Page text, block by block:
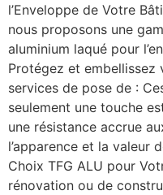
l’Enveloppe de Votre
nous proposons une
aluminium laqué pour
Protégez et
services de pose de :
seulement une touche
une résistance accrue
l’apparence et la valeur
Choix TFG ALU pour
rénovation ou de